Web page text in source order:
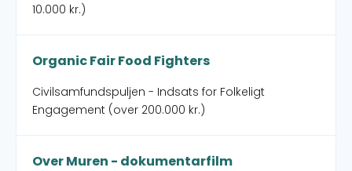
10.000 kr.)
Organic Fair Food Fighters
Civilsamfundspuljen - Indsats for Folkeligt
Engagement (over 200.000 kr.)
Over Muren - dokumentarfilm